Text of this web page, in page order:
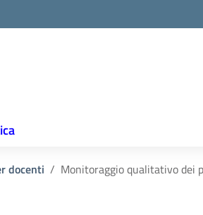
docenti Monitoraggio qualitativo dei